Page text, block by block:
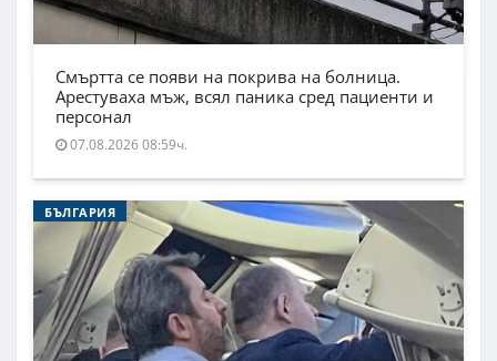
Смъртта се появи на покрива на болница.
Арестуваха мъж, всял паника сред пациенти и
персонал
07.08.2026 08:59ч.
БЪЛГАРИЯ